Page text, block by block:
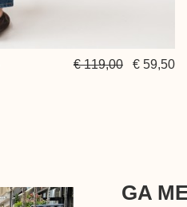
€ 119,00 € 59,50
GA